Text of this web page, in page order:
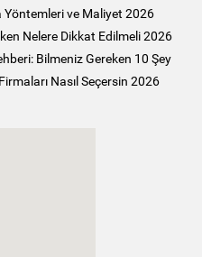
ve Maliyet 2026
Nelere Dikkat Edilmeli 2026
Bilmeniz Gereken 10 Şey
Nasıl Seçersin 2026